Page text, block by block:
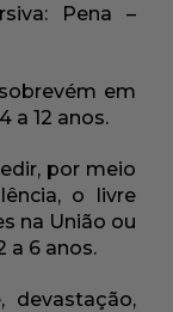
Pena –
em
a 12 anos.
por meio
o livre
na União ou
a 6 anos.